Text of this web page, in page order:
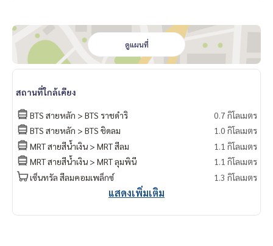
Contact
Khun Chanya: Tel.
061-428-9156
Whats app:+66 61 428 9156
Line ID: @mcre
My Celebrity Co., Ltd. Real Estate Agency, Service You Can T
rust.
#luxury #LuxuryCondominium #Luxurycondo #condominiu
m #rent # condo #condo Bangkok #Bangkok Condo #Con
do for rent #For rent #Condorental #RentSellCondoBang
kok #rentcondo #rentalproperty #rental #Luxurycondofo
rrent #Condo near the BTS #Condo #MCRE #realestateag
ent #MRT #BTS #nearschools #chidlom #Muniq Langsuan
#btschidlom #Central Chidlom #Central Embassy #Central
ดูแผนที่
สถานที่ใกล้เคียง
BTS สายหลัก > BTS ราชดำริ
0.7 กิโลเมตร
BTS สายหลัก > BTS ชิดลม
1.0 กิโลเมตร
MRT สายสีน้ำเงิน > MRT สีลม
1.1 กิโลเมตร
MRT สายสีน้ำเงิน > MRT ลุมพินี
1.1 กิโลเมตร
เซ็นทรัล สีลมคอมเพล็กซ์
1.3 กิโลเมตร
แสดงเพิ่มเติม